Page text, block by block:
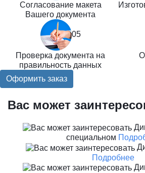
Согласование макета
Вашего документа
05
Проверка документа на
правильность данных
Оформить заказ
Вас может
специальном
Подробнее